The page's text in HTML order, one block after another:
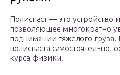
Полиспаст — это устройство
позволяющее многократно
поднимании тяжёлого груза.
полиспаста самостоятельно,
курса физики.